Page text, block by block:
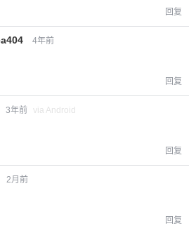
回复
4年前
回复
3年前 via Android
回复
2月前
回复